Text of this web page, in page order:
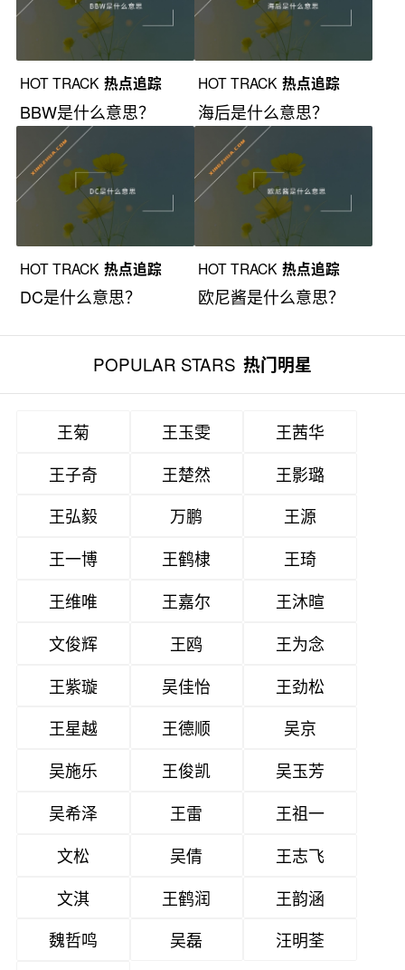
HOT TRACK 热点追踪
BBW是什么意思？
HOT TRACK 热点追踪
海后是什么意思？
HOT TRACK 热点追踪
DC是什么意思？
HOT TRACK 热点追踪
欧尼酱是什么意思？
POPULAR STARS 热门明星
王菊 王玉雯
王茜华
王子奇
王楚然
王影璐
王弘毅
万鹏
王源
王一博
王鹤棣
王琦
王维唯
王嘉尔
王沐暄
文俊辉
王鸥
王为念
王紫璇
吴佳怡
王劲松
王星越
王德顺
吴京
吴施乐
王俊凯
吴玉芳
吴希泽
王雷
王祖一
文松
吴倩
王志飞
文淇
王鹤润
王韵涵
魏哲鸣
吴磊 汪明荃